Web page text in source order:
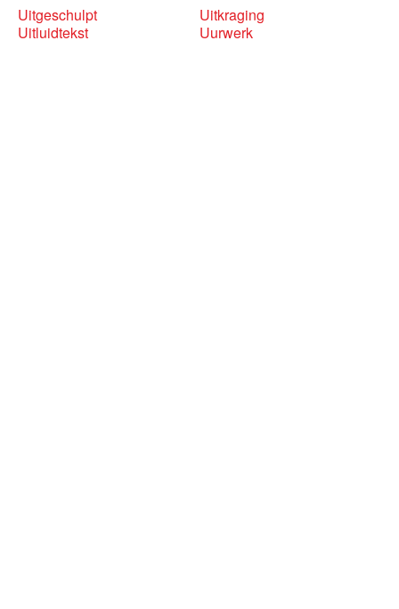
Uitgeschulpt
Uitkraging
Uitluidtekst
Uurwerk